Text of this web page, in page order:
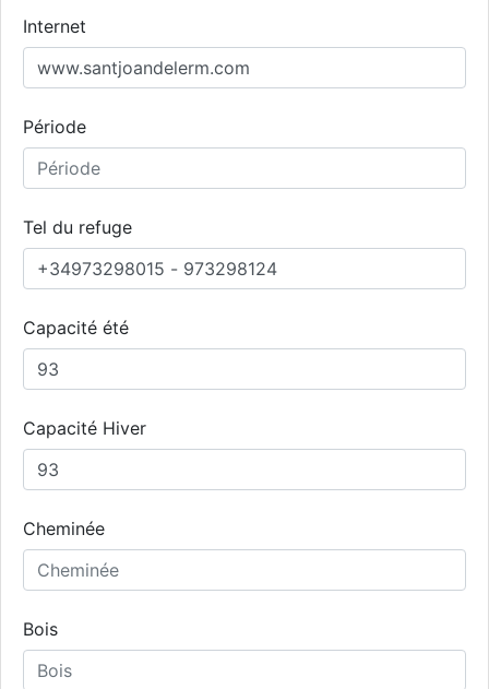
Internet
Période
Tel du refuge
Capacité été
Capacité Hiver
Cheminée
Bois